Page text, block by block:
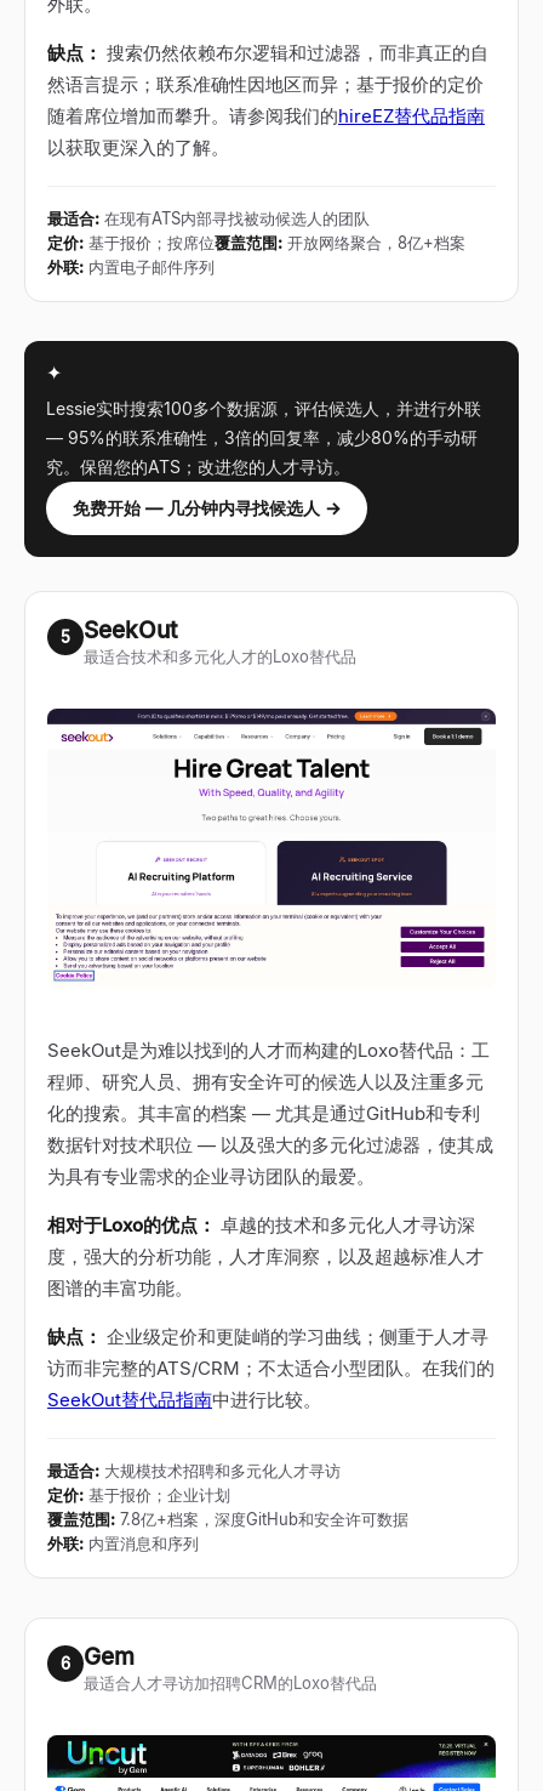
缺点： 搜索仍然依赖布尔逻辑和过滤器，而非真正的自
然语言提示；联系准确性因地区而异；基于报价的定价
随着席位增加而攀升。请参阅我们的hireEZ替代品指南
以获取更深入的了解。
最适合: 在现有ATS内部寻找被动候选人的团队
定价: 基于报价；按席位覆盖范围: 开放网络聚合，8亿+档案
外联: 内置电子邮件序列
✦
Lessie实时搜索100多个数据源，评估候选人，并进行外联
— 95%的联系准确性，3倍的回复率，减少80%的手动研
究。保留您的ATS；改进您的人才寻访。
免费开始 — 几分钟内寻找候选人 →
5 SeekOut
最适合技术和多元化人才的Loxo替代品
SeekOut是为难以找到的人才而构建的Loxo替代品：工
程师、研究人员、拥有安全许可的候选人以及注重多元
化的搜索。其丰富的档案 — 尤其是通过GitHub和专利
数据针对技术职位 — 以及强大的多元化过滤器，使其成
为具有专业需求的企业寻访团队的最爱。
相对于Loxo的优点： 卓越的技术和多元化人才寻访深
度，强大的分析功能，人才库洞察，以及超越标准人才
图谱的丰富功能。
缺点： 企业级定价和更陡峭的学习曲线；侧重于人才寻
访而非完整的ATS/CRM；不太适合小型团队。在我们的
SeekOut替代品指南中进行比较。
最适合: 大规模技术招聘和多元化人才寻访
定价: 基于报价；企业计划
覆盖范围: 7.8亿+档案，深度GitHub和安全许可数据
外联: 内置消息和序列
6 Gem
最适合人才寻访加招聘CRM的Loxo替代品